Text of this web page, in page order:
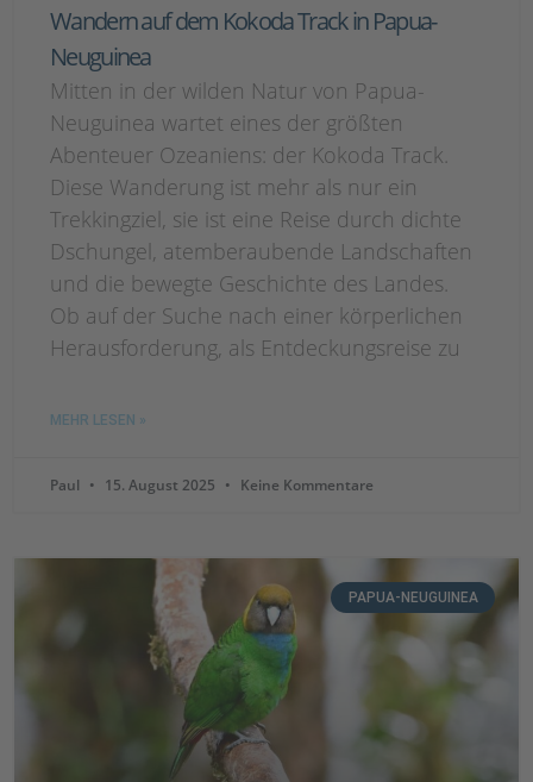
Wandern auf dem Kokoda Track in Papua-
Neuguinea
Mitten in der wilden Natur von Papua-
Neuguinea wartet eines der größten
Abenteuer Ozeaniens: der Kokoda Track.
Diese Wanderung ist mehr als nur ein
Trekkingziel, sie ist eine Reise durch dichte
Dschungel, atemberaubende Landschaften
und die bewegte Geschichte des Landes.
Ob auf der Suche nach einer körperlichen
Herausforderung, als Entdeckungsreise zu
MEHR LESEN »
Paul 15. August 2025 Keine Kommentare
PAPUA-NEUGUINEA